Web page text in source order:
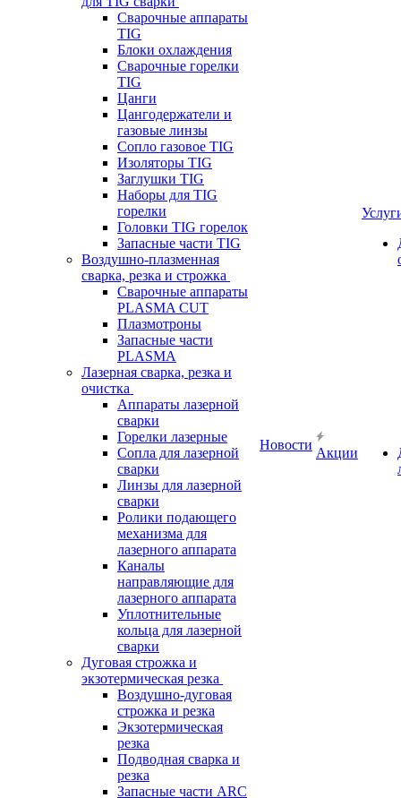
Сварочные аппараты
TIG
Блоки охлаждения
Сварочные горелки
TIG
Цанги
Цангодержатели и
газовые линзы
Сопло газовое TIG
Изоляторы TIG
Заглушки TIG
Наборы для TIG
горелки
Головки TIG горелок
Запасные части TIG
Воздушно-плазменная
сварка, резка и строжка
Сварочные аппараты
PLASMA CUT
Плазмотроны
Запасные части
PLASMA
Лазерная сварка, резка и
очистка
Аппараты лазерной
сварки
Горелки лазерные
Сопла для лазерной
сварки
Линзы для лазерной
сварки
Ролики подающего
механизма для
лазерного аппарата
Каналы
направляющие для
лазерного аппарата
Уплотнительные
кольца для лазерной
сварки
Дуговая строжка и
экзотермическая резка
Воздушно-дуговая
строжка и резка
Экзотермическая
резка
Подводная сварка и
резка
Запасные части ARC
Новости
Акции